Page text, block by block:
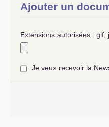
Ajouter un
Extensions autorisées : gif,
Je veux recevoir la